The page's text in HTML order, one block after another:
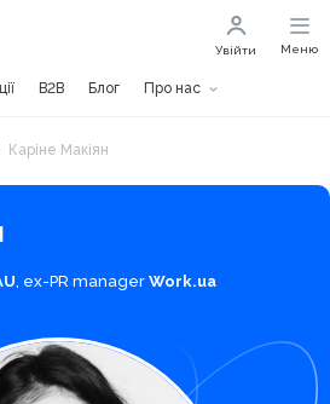
B2B Блог Про нас
Увійти Меню
Каріне Макіян
, ex-PR manager Work.ua